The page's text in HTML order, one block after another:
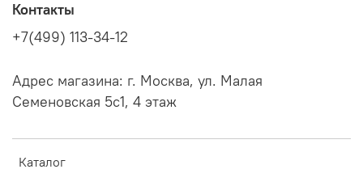
Каталог
Контакты
+7(499) 113-34-12
Адрес магазина: г. Москва, ул. Малая
Семеновская 5с1, 4 этаж